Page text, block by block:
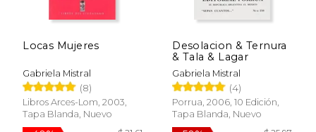
15%
Locas Mujeres
Gabriela Mistral
(8)
Libros Arces-Lom, 2003,
Tapa Blanda, Nuevo
Desolacion & Ternura
& Tala & Lagar
Gabriela Mistral
(4)
Porrua, 2006, 10 Edición,
Tapa Blanda, Nuevo